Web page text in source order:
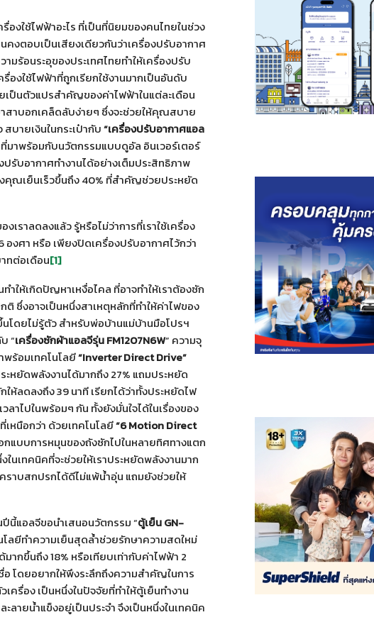
รื่องใช้ไฟฟ้าอะไร ที่เป็นที่นิยมของคนไทยในช่วง
คงตอบเป็นเสียงเดียวกันว่าเครื่องปรับอากาศ
มร้อนระอุของประเทศไทยทำให้เครื่องปรับ
รื่องใช้ไฟฟ้าที่ถูกเรียกใช้งานมากเป็นอันดับ
เป็นตัวแปรสำคัญของค่าไฟฟ้าในแต่ละเดือน
สาบอกเคล็ดลับง่ายๆ ซึ่งจะช่วยให้คุณสบาย
บายเงินในกระเป๋ากับ“เครื่องปรับอากาศแอล
ที่มาพร้อมกับนวัตกรรมแบบดูอัล อินเวอร์เตอร์
ปรับอากาศทำงานได้อย่างเต็มประสิทธิภาพ
คุณเย็นเร็วขึ้นถึง 40% ที่สำคัญช่วยประหยัด
ราลดลงแล้ว รู้หรือไม่ว่าการที่เราใช้เครื่อง
ศา หรือ เพียงปิดเครื่องปรับอากาศไว้กว่า
ทต่อเดือน[1]
ทำให้เกิดปัญหาเหงื่อไคล ที่อาจทำให้เราต้องซัก
ติ ซึ่งอาจเป็นหนึ่งสาเหตุหลักที่ทำให้ค่าไฟของ
นโดยไม่รู้ตัว สำหรับพ่อบ้านแม่บ้านมือโปรฯ
“เครื่องซักผ้าแอลจีรุ่นFM1207N6W” ความจุ
พร้อมเทคโนโลยี“Inverter Direct Drive”
หยัดพลังงานได้มากถึง 27% แถมประหยัด
กให้ลดลงถึง 39 นาที เรียกได้ว่าทั้งประหยัดไฟ
วลาไปในพร้อมๆ กัน ทั้งยังมั่นใจได้ในเรื่องของ
เหนือกว่า ด้วยเทคโนโลยี“6 Motion Direct
กแบบการหมุนของถังซักไปในหลายทิศทางแตก
นเทคนิคที่จะช่วยให้เราประหยัดพลังงานมาก
คราบสกปรกได้ดีไม่แพ้น้ำอุ่น แถมยังช่วยให้
นี้แอลจีขอนำเสนอนวัตกรรม “ตู้เย็นGN-
โลยีทำความเย็นสุดล้ำช่วยรักษาความสดใหม่
กขึ้นถึง 18% หรือเทียบเท่ากับค่าไฟฟ้า 2
โดยอยากให้พึงระลึกถึงความสำคัญในการ
ครื่อง เป็นหนึ่งในปัจจัยที่ทำให้ตู้เย็นทำงาน
ลายน้ำแข็งอยู่เป็นประจำ จึงเป็นหนึ่งในเทคนิค